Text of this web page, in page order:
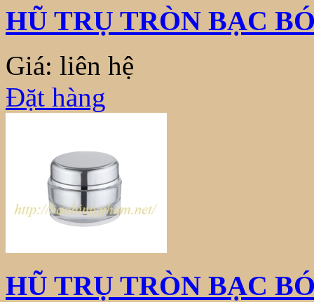
HŨ TRỤ TRÒN BẠC
Giá: liên hệ
Đặt hàng
HŨ TRỤ TRÒN BẠC